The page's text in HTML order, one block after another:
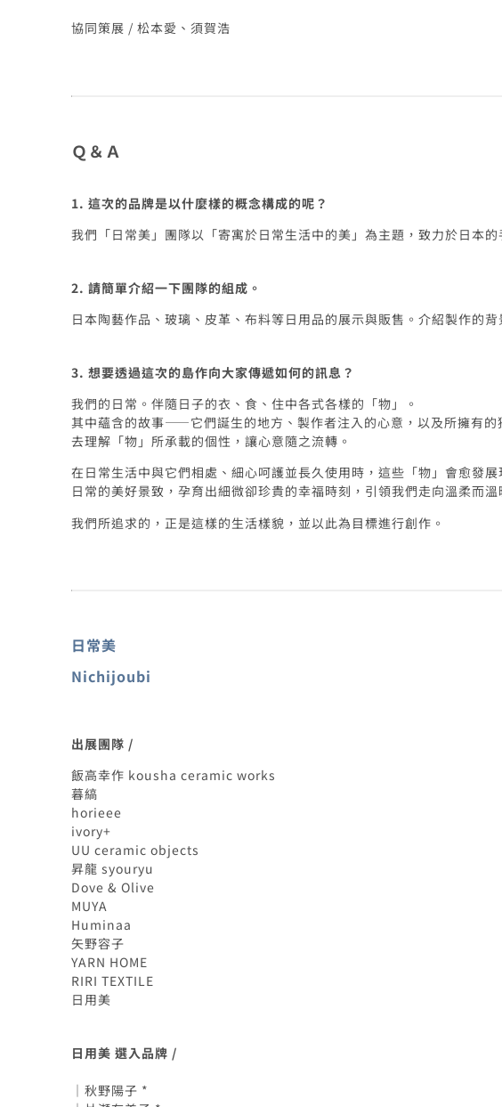
協同策展 / 松本愛、須賀浩
Ｑ＆Ａ
1. 這次的品牌是以什麼樣的概念構成的呢？
我們「日常美」團隊以「寄寓於日常生活中的美」為主題，致力於日本的
2. 請簡單介紹一下團隊的組成。
日本陶藝作品、玻璃、皮革、布料等日用品的展示與販售。介紹製作的
3. 想要透過這次的島作向大家傳遞如何的訊息？
我們的日常。伴隨日子的衣、食、住中各式各樣的「物」。
其中蘊含的故事——它們誕生的地方、製作者注入的心意，以及所擁有的
去理解「物」所承載的個性，讓心意隨之流轉。
在日常生活中與它們相處、細心呵護並長久使用時，這些「物」會愈發展
日常的美好景致，孕育出細微卻珍貴的幸福時刻，引領我們走向溫柔而
我們所追求的，正是這樣的生活樣貌，並以此為目標進行創作。
日常美
Nichijoubi
出展團隊 /
飯高幸作 kousha ceramic works
暮縞
horieee
ivory+
UU ceramic objects
昇龍 syouryu
Dove & Olive
MUYA
Huminaa
矢野容子
YARN HOME
RIRI TEXTILE
日用美
日用美 選入品牌 /
｜秋野陽子 *